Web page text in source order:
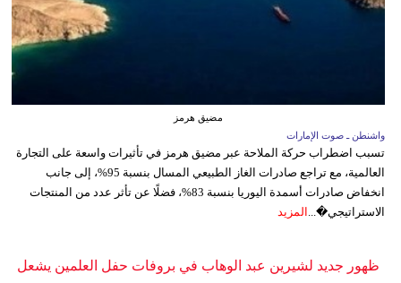
مضيق هرمز
واشنطن ـ صوت الإمارات
تسبب اضطراب حركة الملاحة عبر مضيق هرمز في تأثيرات واسعة على التجارة
العالمية، مع تراجع صادرات الغاز الطبيعي المسال بنسبة 95%، إلى جانب
انخفاض صادرات أسمدة اليوريا بنسبة 83%، فضلًا عن تأثر عدد من المنتجات
الاستراتيجي�... المزيد
ظهور جديد لشيرين عبد الوهاب في بروفات حفل العلمين يشعل